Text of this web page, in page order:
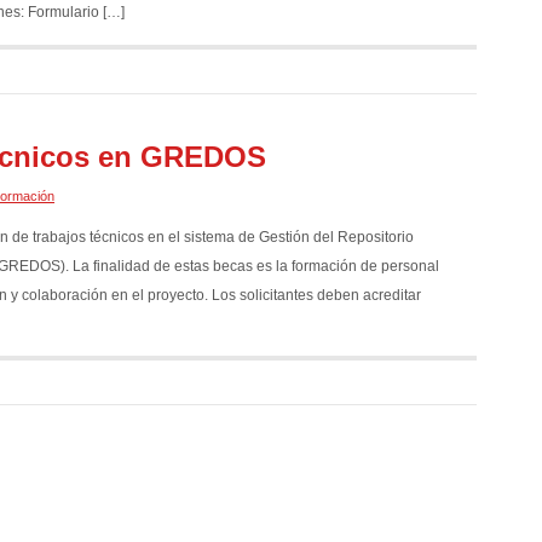
Formulario […]
en GREDOS
trabajos técnicos en el sistema de Gestión del Repositorio
La finalidad de estas becas es la formación de personal
y colaboración en el proyecto. Los solicitantes deben acreditar